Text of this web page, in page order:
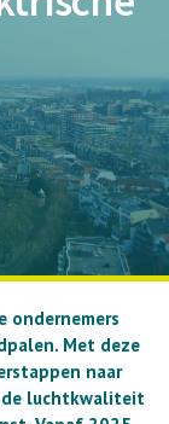
ondernemers
Met deze
naar
de luchtkwaliteit